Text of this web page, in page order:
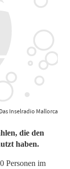
Inselradio Mallorca
die den
haben.
Personen im